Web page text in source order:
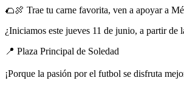
🌮🍖 Trae tu carne favorita, ven a apoyar a
¿Iniciamos este jueves 11 de junio, a partir de
📍 Plaza Principal de Soledad
¡Porque la pasión por el futbol se disfruta